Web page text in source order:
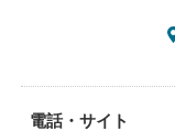
電話・サイト